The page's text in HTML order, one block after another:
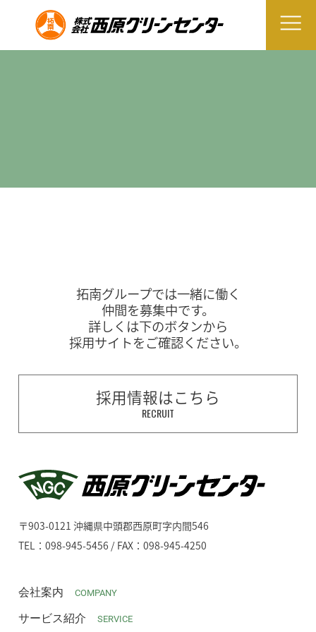
拓南グループでは一緒に働く
仲間を募集中です。
詳しくは下のボタンから
採用サイトをご確認ください。
採用情報はこちら
RECRUIT
〒903-0121 沖縄県中頭郡西原町字内間546
TEL：098-945-5456 / FAX：098-945-4250
会社案内 COMPANY
サービス紹介 SERVICE